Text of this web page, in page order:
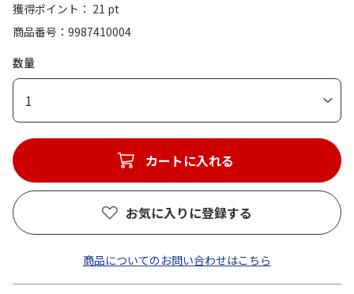
獲得ポイント： 21 pt
商品番号
9987410004
数量
1
カートに入れる
お気に入りに登録する
商品についてのお問い合わせはこちら